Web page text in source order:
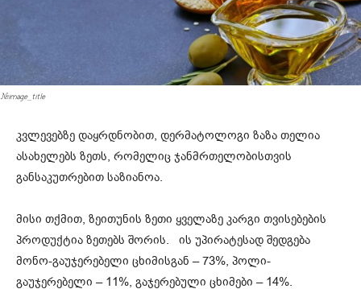
#image_title
კვლევებზე დაყრდნობით, დერმატოლოგი ზაზა თელია
ასახელებს ზეთს, რომელიც ჯანმრთელობისთვის
განსაკუთრებით საზიანოა.
მისი თქმით, ზეითუნის ზეთი ყველაზე კარგი თვისებების
პროდუქტია ზეთებს შორის. ის უპირატესად შედგება
მონო-გაუჯერებელი ცხიმისგან – 73%, პოლი-
გაუჯერებელი – 11%, გაჯერებული ცხიმები – 14%.